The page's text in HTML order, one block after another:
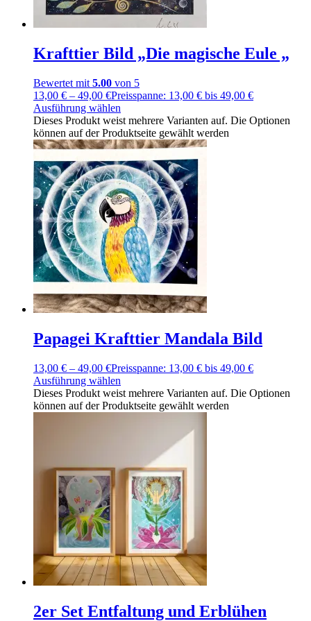
Krafttier Bild „Die magische Eule „
Bewertet mit 5.00 von 5
13,00 € – 49,00 €Preisspanne: 13,00 € bis 49,00 €
Ausführung wählen
Dieses Produkt weist mehrere Varianten auf. Die Optionen
können auf der Produktseite gewählt werden
Papagei Krafttier Mandala Bild
13,00 € – 49,00 €Preisspanne: 13,00 € bis 49,00 €
Ausführung wählen
Dieses Produkt weist mehrere Varianten auf. Die Optionen
können auf der Produktseite gewählt werden
2er Set Entfaltung und Erblühen